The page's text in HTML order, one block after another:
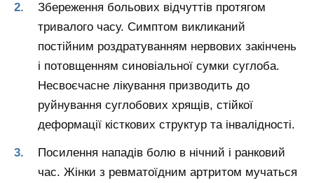
Збереження больових відчуттів протягом
тривалого часу. Симптом викликаний
постійним роздратуванням нервових закінчень
і потовщенням синовіальної сумки суглоба.
Несвоєчасне лікування призводить до
руйнування суглобових хрящів, стійкої
деформації кісткових структур та інвалідності.
Посилення нападів болю в нічний і ранковий
час. Жінки з ревматоїдним артритом мучаться